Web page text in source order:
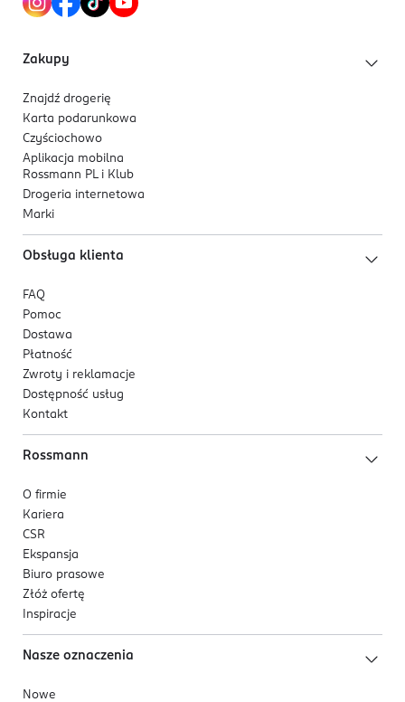
3 614273 809870
Zakupy
Znajdź drogerię
Karta podarunkowa
Czyściochowo
Aplikacja mobilna
Rossmann PL i Klub
Drogeria internetowa
Marki
Obsługa klienta
FAQ
Pomoc
Dostawa
Płatność
Zwroty i reklamacje
Dostępność usług
Kontakt
Rossmann
O firmie
Kariera
CSR
Ekspansja
Biuro prasowe
Złóż ofertę
Inspiracje
Nasze oznaczenia
Nowe